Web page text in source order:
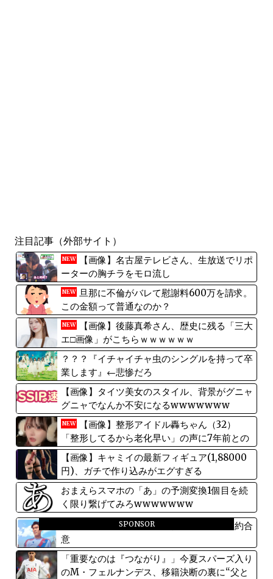
SPONSOR
注目記事（外部サイト）
NEW
【画像】名古屋テレビさん、生放送でリポ
ーターの胸チラをモロ流し
NEW 旦那に不倫がバレて慰謝料600万を請求。
この金額って普通なのか？
NEW
【画像】後藤真希さん、歴史に残る「三大
エ□画像」がこちらｗｗｗｗｗｗ
？？？『イチャイチャ虫のシングルを持って卒
業します』←悲惨だろ
【画像】タイツ美女のスタイル、背景がグニャ
グニャでなんか不安になるwwwwwww
NEW
【画像】整形アイドル轟ちゃん（32）
「整形してるから老化早い」の声に7年前との
ビフォアフ公開「若返ってる」「どんどん綺麗
になる」と反響 【Pickup08083010】
【画像】キャミイの最新フィギュア(1,88000
円)、ガチで作り込みがエグすぎる
おまえらスマホの「あ」の予測変換1個目を続
く限り繋げてみろwwwwwww
【速報】高橋宏斗、クリスタルパレスと契約合
意
「重要なのは『つながり』」今夏スパーズ入り
のM・フェルナンデス、移籍決断の裏に“父と